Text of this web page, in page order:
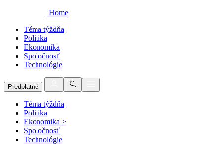
Home
Téma týždňa
Politika
Ekonomika
Spoločnosť
Technológie
Predplatné
Téma týždňa
Politika
Ekonomika >
Spoločnosť
Technológie